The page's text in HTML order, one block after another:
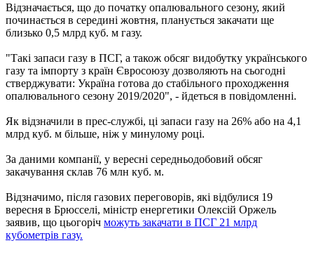
Відзначається, що до початку опалювального сезону, який
починається в середині жовтня, планується закачати ще
близько 0,5 млрд куб. м газу.
"Такі запаси газу в ПСГ, а також обсяг видобутку українського
газу та імпорту з країн Євросоюзу дозволяють на сьогодні
стверджувати: Україна готова до стабільного проходження
опалювального сезону 2019/2020", - йдеться в повідомленні.
Як відзначили в прес-службі, ці запаси газу на 26% або на 4,1
млрд куб. м більше, ніж у минулому році.
За даними компанії, у вересні середньодобовий обсяг
закачування склав 76 млн куб. м.
Відзначимо, після газових переговорів, які відбулися 19
вересня в Брюсселі, міністр енергетики Олексій Оржель
заявив, що цьогоріч можуть закачати в ПСГ 21 млрд
кубометрів газу.